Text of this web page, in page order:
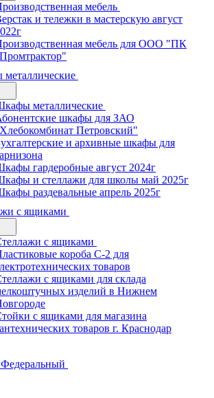
мебель
и тележки в мастерскую август
мебель для ООО "ПК
металлические
шкафы для ЗАО
Петровский"
и архивные шкафы для
гардеробные август 2024г
и стеллажи для школы май 2025г
раздевальные апрель 2025г
с ящиками
с ящиками
короба С-2 для
товаров
с ящиками для склада
изделий в Нижнем
с ящиками для магазина
товаров г. Краснодар
Федеральный